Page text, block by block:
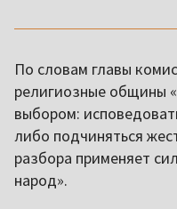
По словам главы
религиозные общины
выбором:
либо подчиняться
разбора применяет
народ».